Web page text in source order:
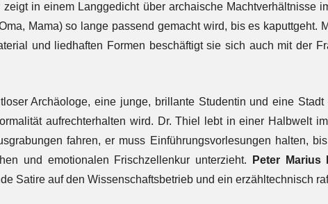
zeigt in einem Langgedicht über archaische Machtverhältnisse
Mama) so lange passend gemacht wird, bis es kaputtgeht.
und liedhaften Formen beschäftigt sie sich auch mit der
Archäologe, eine junge, brillante Studentin und eine
aufrechterhalten wird. Dr. Thiel lebt in einer Halbwelt
fahren, er muss Einführungsvorlesungen halten,
und emotionalen Frischzellenkur unterzieht.
Peter Marius
Satire auf den Wissenschaftsbetrieb und ein erzähltechnisch